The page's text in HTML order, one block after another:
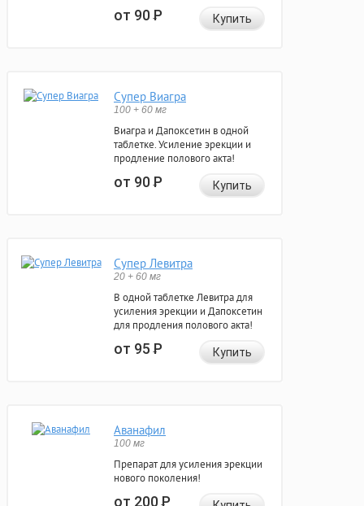
от 90Р Купить
Супер Виагра
100 + 60 мг
Виагра и Дапоксетин в одной
таблетке. Усиление эрекции и
продление полового акта!
от 90Р Купить
Супер Левитра
20 + 60 мг
В одной таблетке Левитра для
усиления эрекции и Дапоксетин
для продления полового акта!
от 95Р Купить
Аванафил
100 мг
Препарат для усиления эрекции
нового поколения!
от 200Р